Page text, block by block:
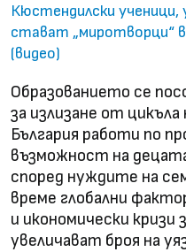
Кюстендилски
стават „миротворци“
(видео)
Образованието се
за излизане от
България работи по
възможност на
според нуждите на
време глобални
и икономически кризи
увеличават броя на